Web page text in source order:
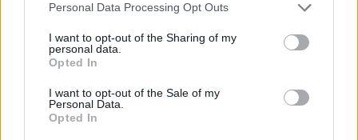
Personal Data Processing Opt Outs
I want to opt-out of the Sharing of my
personal data.
Opted In
I want to opt-out of the Sale of my
Personal Data.
Opted In
tartozik, melynek olvasása előfizetéses
regisztrációhoz kötött.
Az előfizetés a következőket tartalmazza:
Kötéslisták: BÉT elmúlt 2 év napon belüli
kötéslistái